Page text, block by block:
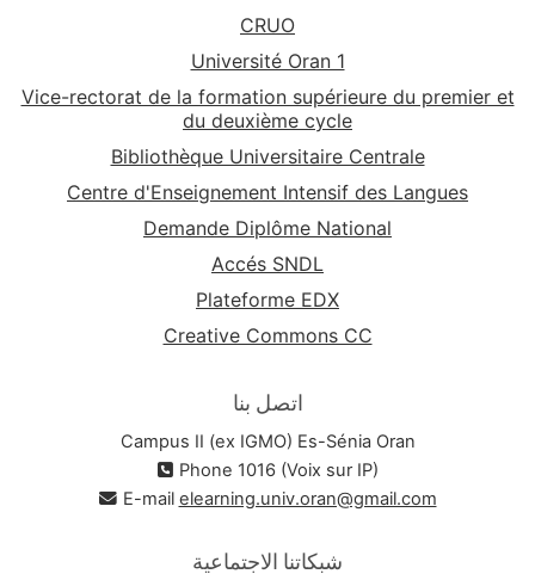
CRUO
Université Oran 1
Vice-rectorat de la formation supérieure du premier et
du deuxième cycle
Bibliothèque Universitaire Centrale
Centre d'Enseignement Intensif des Langues
Demande Diplôme National
Accés SNDL
Plateforme EDX
Creative Commons CC
اتصل بنا
Campus II (ex IGMO) Es-Sénia Oran
Phone 1016 (Voix sur IP)
E-mail elearning.univ.oran@gmail.com
شبكاتنا الاجتماعية